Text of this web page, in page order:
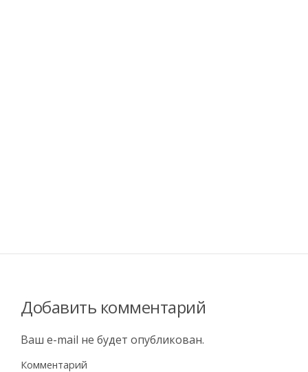
Добавить комментарий
Ваш e-mail не будет опубликован.
Комментарий